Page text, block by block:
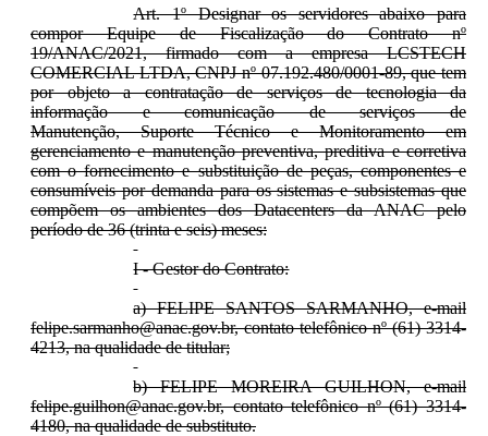
Art. 1º Designar os servidores abaixo para
compor Equipe de Fiscalização do Contrato nº
19/ANAC/2021, firmado com a empresa LCSTECH
COMERCIAL LTDA, CNPJ nº 07.192.480/0001-89, que tem
por objeto a contratação de serviços de tecnologia da
informação e comunicação de serviços de
Manutenção, Suporte Técnico e Monitoramento em
gerenciamento e manutenção preventiva, preditiva e corretiva
com o fornecimento e substituição de peças, componentes e
consumíveis por demanda para os sistemas e subsistemas que
compõem os ambientes dos Datacenters da ANAC pelo
período de 36 (trinta e seis) meses:
I - Gestor do Contrato:
a) FELIPE SANTOS SARMANHO, e-mail
felipe.sarmanho@anac.gov.br, contato telefônico nº (61) 3314-
4213, na qualidade de titular;
b) FELIPE MOREIRA GUILHON, e-mail
felipe.guilhon@anac.gov.br, contato telefônico nº (61) 3314-
4180, na qualidade de substituto.